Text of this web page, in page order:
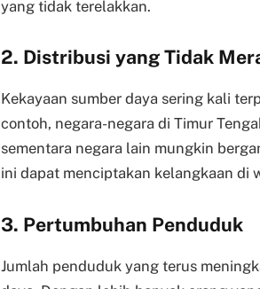
yang tidak terelakkan.
2. Distribusi yang Tidak
Kekayaan sumber daya sering kali
contoh, negara-negara di Timur
sementara negara lain mungkin
ini dapat menciptakan kelangkaan di
3. Pertumbuhan Penduduk
Jumlah penduduk yang terus